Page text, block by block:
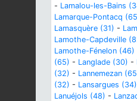
- Lamalou-les-Bains
Lamarque-Pontacq
Lamasquère (31) -
Lamothe-Capdeville
Lamothe-Fénelon (46)
(65) - Langlade (30) -
(32) - Lannemezan
(32) - Lansargues (34)
Lanuéjols (48) -